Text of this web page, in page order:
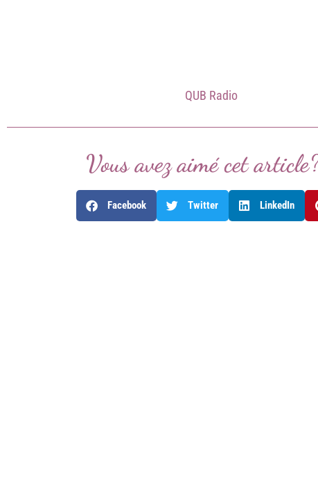
QUB Radio
Vous avez aimé cet
Facebook Twitter LinkedIn